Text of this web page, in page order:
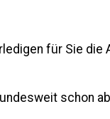
für Sie die
schon